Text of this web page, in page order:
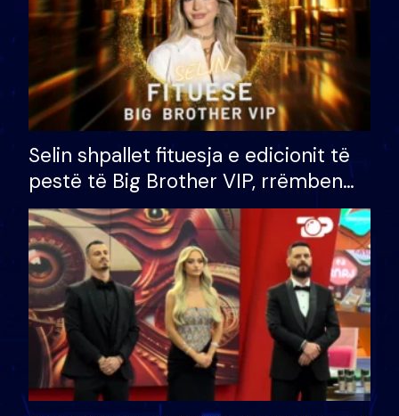
Selin shpallet fituesja e edicionit të
pestë të Big Brother VIP, rrëmben
çmimin e madh prej 100 mijë eurosh